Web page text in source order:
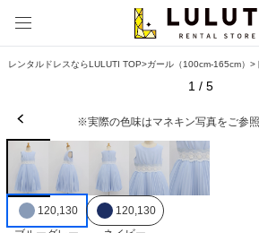
レンタルドレスならLULUTI TOP>ガール（100cm-165cm） >
1 / 5
※実際の色味はマネキン写真をご参
120,130
120,130